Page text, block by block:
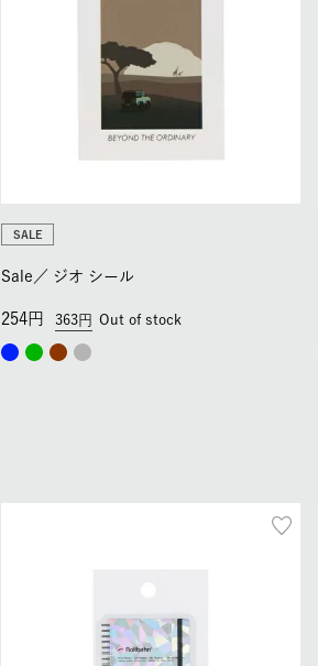
SALE
Sale／ ジオ シール
363
254 Out of stock